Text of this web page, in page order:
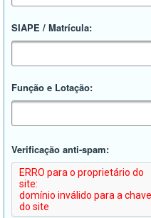
SIAPE / Matrícula:
Função e Lotação:
Verificação anti-spam: